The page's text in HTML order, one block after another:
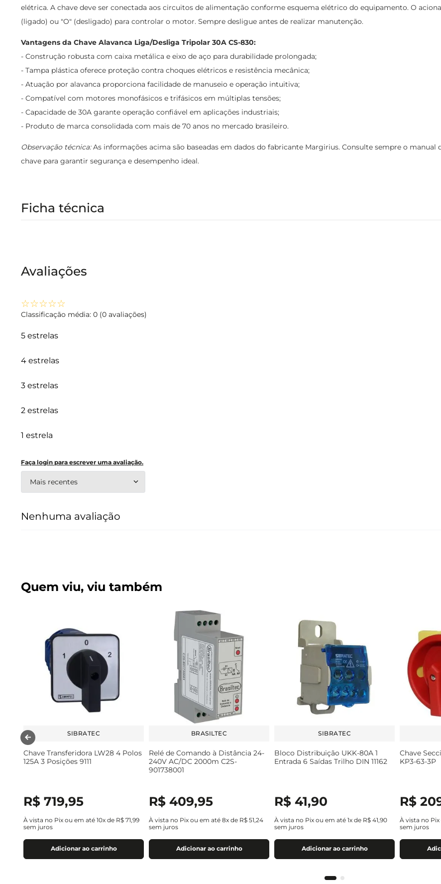
elétrica. A chave deve ser conectada aos circuitos de alimentação conforme esquema elétrico do equipamento. O
(ligado) ou "O" (desligado) para controlar o motor. Sempre desligue antes de realizar manutenção.
Vantagens da Chave Alavanca Liga/Desliga Tripolar 30A CS-830:
- Construção robusta com caixa metálica e eixo de aço para durabilidade prolongada;
- Tampa plástica oferece proteção contra choques elétricos e resistência mecânica;
- Atuação por alavanca proporciona facilidade de manuseio e operação intuitiva;
- Compatível com motores monofásicos e trifásicos em múltiplas tensões;
- Capacidade de 30A garante operação confiável em aplicações industriais;
- Produto de marca consolidada com mais de 70 anos no mercado brasileiro.
Observação técnica:As informações acima são baseadas em dados do fabricante Margirius. Consulte sempre o
chave para garantir segurança e desempenho ideal.
Ficha técnica
Avaliações
☆☆☆☆☆
Classificação média: 0 (0 avaliações)
5 estrelas
4 estrelas
3 estrelas
2 estrelas
1 estrela
Faça login para escrever uma avaliação.
Mais recentes
Nenhuma avaliação
Quem viu, viu também
SIBRATEC
Chave Transferidora LW28 4 Polos
125A 3 Posições 9111
R$ 719,95
À vista no Pix ou em até 10x de R$ 71,99
sem juros
Adicionar ao carrinho
BRASILTEC
Relé de Comando à Distância 24-
240V AC/DC 2000m C2S-
901738001
R$ 409,95
À vista no Pix ou em até 8x de R$ 51,24
sem juros
Adicionar ao carrinho
SIBRATEC
Bloco Distribuição UKK-80A 1
Entrada 6 Saídas Trilho DIN 11162
R$ 41,90
À vista no Pix ou em até 1x de R$ 41,90
sem juros
Adicionar ao carrinho
Chave
KP3-63-3P
R$
À vista no
sem juros